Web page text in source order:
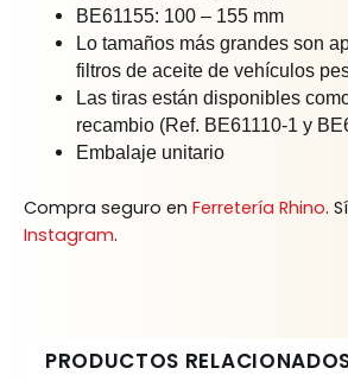
BE61155: 100 – 155 mm
Lo tamaños más grandes son
filtros de aceite de vehículos
Las tiras están disponibles
recambio (Ref. BE61110-1 y
Embalaje unitario
Compra seguro en Ferretería Rhino.
Instagram.